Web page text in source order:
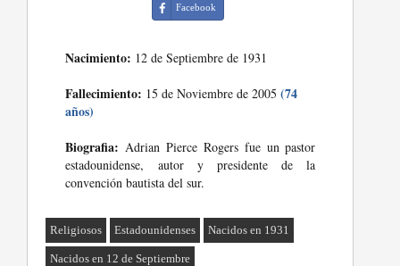
Facebook
Nacimiento: 12 de Septiembre de 1931
Fallecimiento: 15 de Noviembre de 2005(74
años)
Biografia: Adrian Pierce Rogers fue un pastor
estadounidense, autor y presidente de la
convención bautista del sur.
Religiosos Estadounidenses Nacidos en 1931
Nacidos en 12 de Septiembre